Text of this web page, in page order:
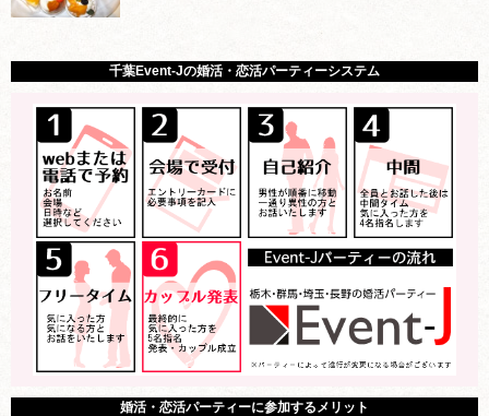
千葉Event-Jの婚活・恋活パーティーシステム
婚活・恋活パーティーに参加するメリット